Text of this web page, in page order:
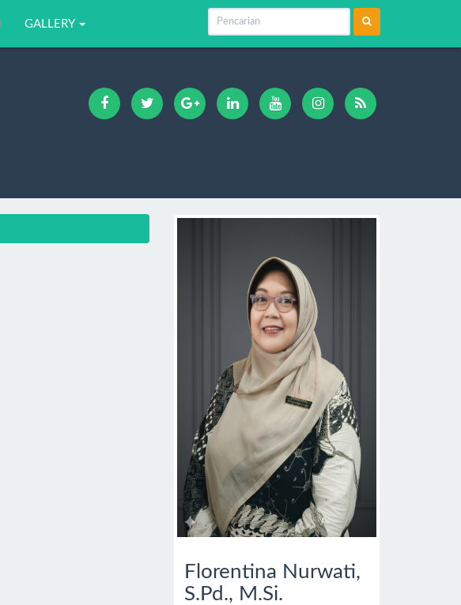
GALLERY
Florentina Nurwati,
S.Pd., M.Si.